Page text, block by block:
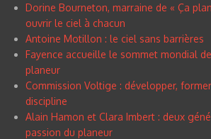
Dorine Bourneton, marraine de « Ça
ouvrir le ciel à chacun
Antoine Motillon : le ciel sans barrières
Fayence accueille le sommet mondial
planeur
Commission Voltige : développer,
discipline
Alain Hamon et Clara Imbert : deux
passion du planeur